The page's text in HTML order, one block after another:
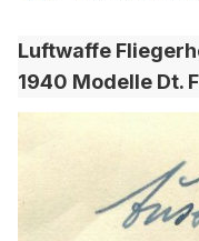
Luftwaffe
1940 Modelle Dt.